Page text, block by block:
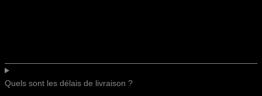
Quels sont les délais de livraison ?